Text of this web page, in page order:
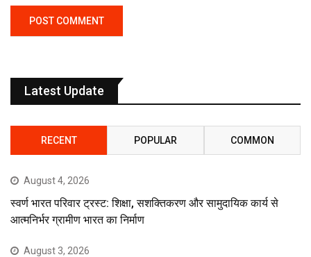
Latest Update
RECENT POPULAR COMMON
August 4, 2026
स्वर्ण भारत परिवार ट्रस्ट: शिक्षा, सशक्तिकरण और सामुदायिक कार्य से
आत्मनिर्भर ग्रामीण भारत का निर्माण
August 3, 2026